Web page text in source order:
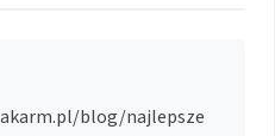
blog/najlepsze